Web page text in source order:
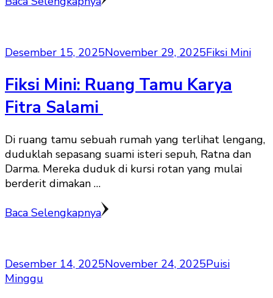
Desember 15, 2025November 29, 2025Fiksi Mini
Fiksi Mini: Ruang Tamu Karya
Fitra Salami
Di ruang tamu sebuah rumah yang terlihat lengang,
duduklah sepasang suami isteri sepuh, Ratna dan
Darma. Mereka duduk di kursi rotan yang mulai
berderit dimakan …
Baca Selengkapnya
Desember 14, 2025November 24, 2025Puisi
Minggu